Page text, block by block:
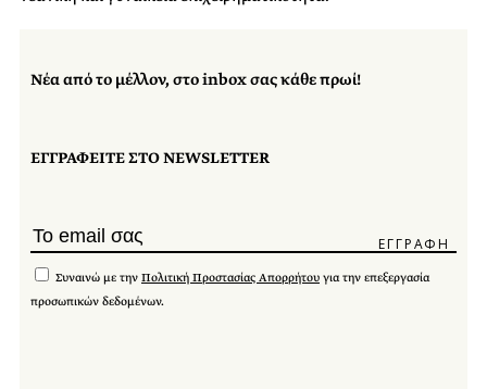
Νέα από το μέλλον, στο inbox σας κάθε πρωί!
ΕΓΓΡΑΦΕΙΤΕ ΣΤΟ NEWSLETTER
Συναινώ με την Πολιτική Προστασίας Απορρήτου για την επεξεργασία
προσωπικών δεδομένων.